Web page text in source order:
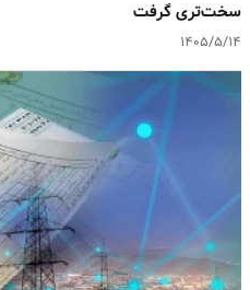
سخت‌تری گرفت
۱۴۰۵/۵/۱۴